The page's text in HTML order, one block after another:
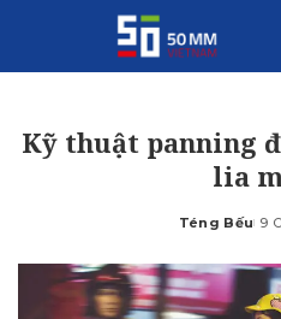
Kỹ thuật panning
lia
Posted
Téng Bếu 9